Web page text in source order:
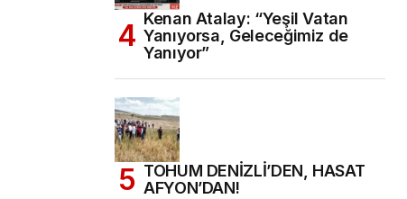
Kenan Atalay: “Yeşil Vatan
Yanıyorsa, Geleceğimiz de
Yanıyor”
TOHUM DENİZLİ’DEN, HASAT
AFYON’DAN!